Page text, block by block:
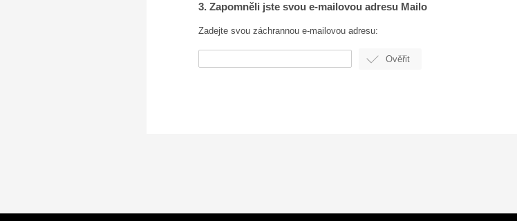
3. Zapomněli jste svou e-mailovou adresu Mailo
Zadejte svou záchrannou e-mailovou adresu: